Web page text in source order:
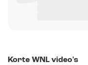
Korte WNL video's